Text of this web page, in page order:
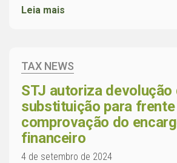
Leia mais
TAX NEWS
STJ autoriza devolução
substituição para frente
comprovação do
financeiro
4 de setembro de 2024